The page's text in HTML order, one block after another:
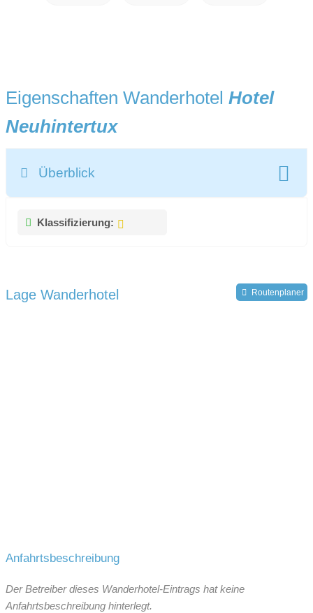
Eigenschaften Wanderhotel Hotel
Neuhintertux
Überblick
Klassifizierung:
Lage Wanderhotel Routenplaner
Anfahrtsbeschreibung
Der Betreiber dieses Wanderhotel-Eintrags hat keine
Anfahrtsbeschreibung hinterlegt.